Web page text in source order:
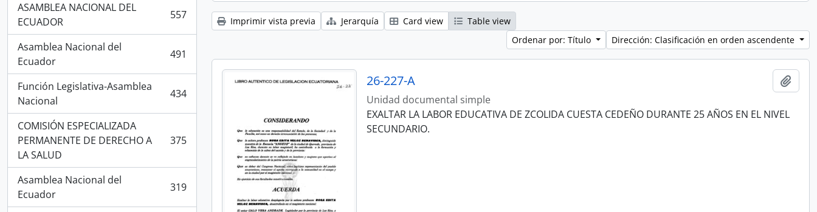
ASAMBLEA NACIONAL DEL
ECUADOR
, 557 resultados 557
Asamblea Nacional del
Ecuador
, 491 resultados 491
Función Legislativa-Asamblea
Nacional
, 434 resultados 434
COMISIÓN ESPECIALIZADA
PERMANENTE DE DERECHO A
LA SALUD
, 375 resultados 375
Asamblea Nacional del
Ecuador
, 319 resultados 319
Imprimir vista previa Jerarquía Card view
Table view
Ordenar por: Título
Dirección: Clasificación en orden ascendente
26-227-A
Unidad documental simple
EXALTAR LA LABOR EDUCATIVA DE ZCOLIDA CUESTA CEDEÑO DURANTE 25 AÑOS EN EL NIVEL
SECUNDARIO.